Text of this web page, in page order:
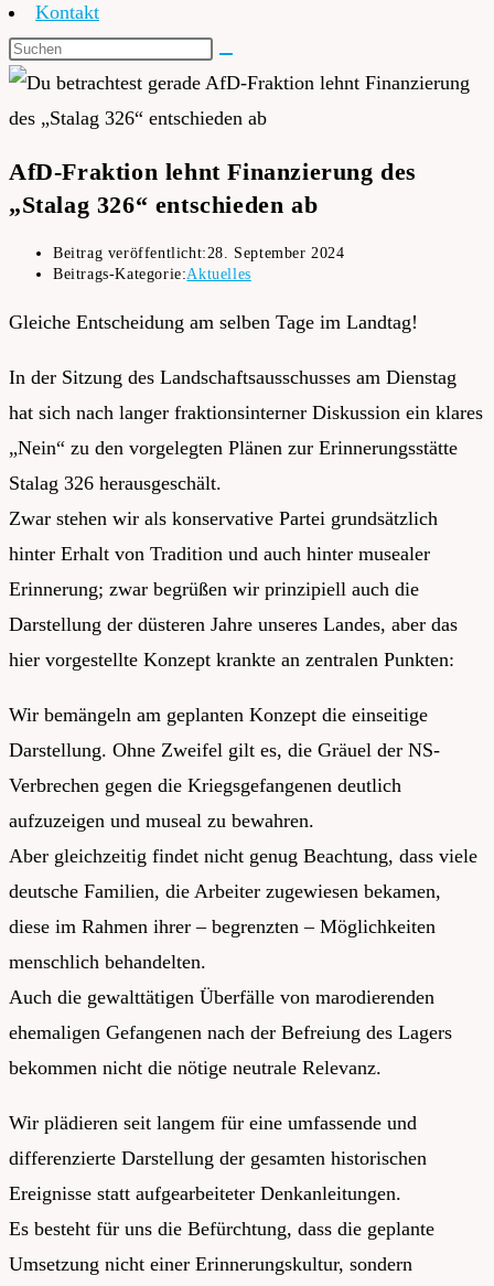
Kontakt
AfD-Fraktion lehnt Finanzierung des
„Stalag 326“ entschieden ab
Beitrag veröffentlicht: 28. September 2024
Beitrags-Kategorie:Aktuelles
Gleiche Entscheidung am selben Tage im Landtag!
In der Sitzung des Landschaftsausschusses am Dienstag
hat sich nach langer fraktionsinterner Diskussion ein klares
„Nein“ zu den vorgelegten Plänen zur Erinnerungsstätte
Stalag 326 herausgeschält.
Zwar stehen wir als konservative Partei grundsätzlich
hinter Erhalt von Tradition und auch hinter musealer
Erinnerung; zwar begrüßen wir prinzipiell auch die
Darstellung der düsteren Jahre unseres Landes, aber das
hier vorgestellte Konzept krankte an zentralen Punkten:
Wir bemängeln am geplanten Konzept die einseitige
Darstellung. Ohne Zweifel gilt es, die Gräuel der NS-
Verbrechen gegen die Kriegsgefangenen deutlich
aufzuzeigen und museal zu bewahren.
Aber gleichzeitig findet nicht genug Beachtung, dass viele
deutsche Familien, die Arbeiter zugewiesen bekamen,
diese im Rahmen ihrer – begrenzten – Möglichkeiten
menschlich behandelten.
Auch die gewalttätigen Überfälle von marodierenden
ehemaligen Gefangenen nach der Befreiung des Lagers
bekommen nicht die nötige neutrale Relevanz.
Wir plädieren seit langem für eine umfassende und
differenzierte Darstellung der gesamten historischen
Ereignisse statt aufgearbeiteter Denkanleitungen.
Es besteht für uns die Befürchtung, dass die geplante
Umsetzung nicht einer Erinnerungskultur, sondern